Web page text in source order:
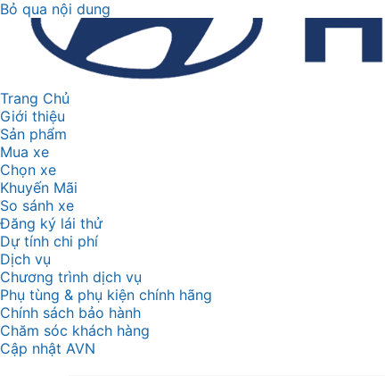
Bỏ qua nội dung
Trang Chủ
Giới thiệu
Sản phẩm
Mua xe
Chọn xe
Khuyến Mãi
So sánh xe
Đăng ký lái thử
Dự tính chi phí
Dịch vụ
Chương trình dịch vụ
Phụ tùng & phụ kiện chính hãng
Chính sách bảo hành
Chăm sóc khách hàng
Cập nhật AVN